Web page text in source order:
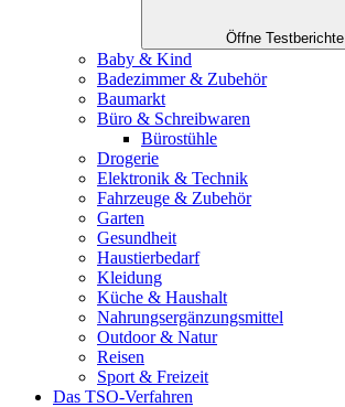
Öffne Testberichte
Baby & Kind
Badezimmer & Zubehör
Baumarkt
Büro & Schreibwaren
Bürostühle
Drogerie
Elektronik & Technik
Fahrzeuge & Zubehör
Garten
Gesundheit
Haustierbedarf
Kleidung
Küche & Haushalt
Nahrungsergänzungsmittel
Outdoor & Natur
Reisen
Sport & Freizeit
Das TSO-Verfahren